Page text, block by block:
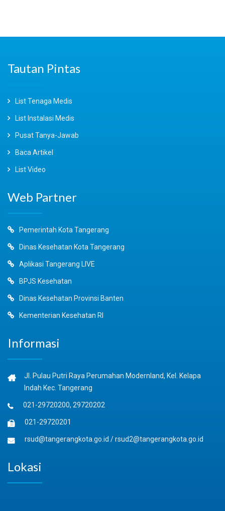
Tautan Pintas
List Tenaga Medis
List Instalasi Medis
Pusat Tanya-Jawab
Baca Artikel
List Video
Web Partner
Pemerintah Kota Tangerang
Dinas Kesehatan Kota Tangerang
Aplikasi Tangerang LIVE
BPJS Kesehatan
Dinas Kesehatan Provinsi Banten
Kementerian Kesehatan RI
Informasi
Jl. Pulau Putri Raya Perumahan Modernland, Kel. Kelapa
Indah Kec. Tangerang
021-29720200, 29720202
021-29720201
rsud@tangerangkota.go.id /rsud2@tangerangkota.go.id
Lokasi